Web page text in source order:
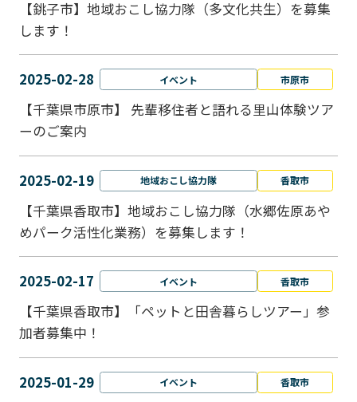
【銚子市】地域おこし協力隊（多文化共生）を募集
します！
2025-02-28 イベント 市原市
【千葉県市原市】 先輩移住者と語れる里山体験ツア
ーのご案内
2025-02-19 地域おこし協力隊 香取市
【千葉県香取市】地域おこし協力隊（水郷佐原あや
めパーク活性化業務）を募集します！
2025-02-17 イベント 香取市
【千葉県香取市】「ペットと⽥舎暮らしツアー」参
加者募集中！
2025-01-29 イベント 香取市